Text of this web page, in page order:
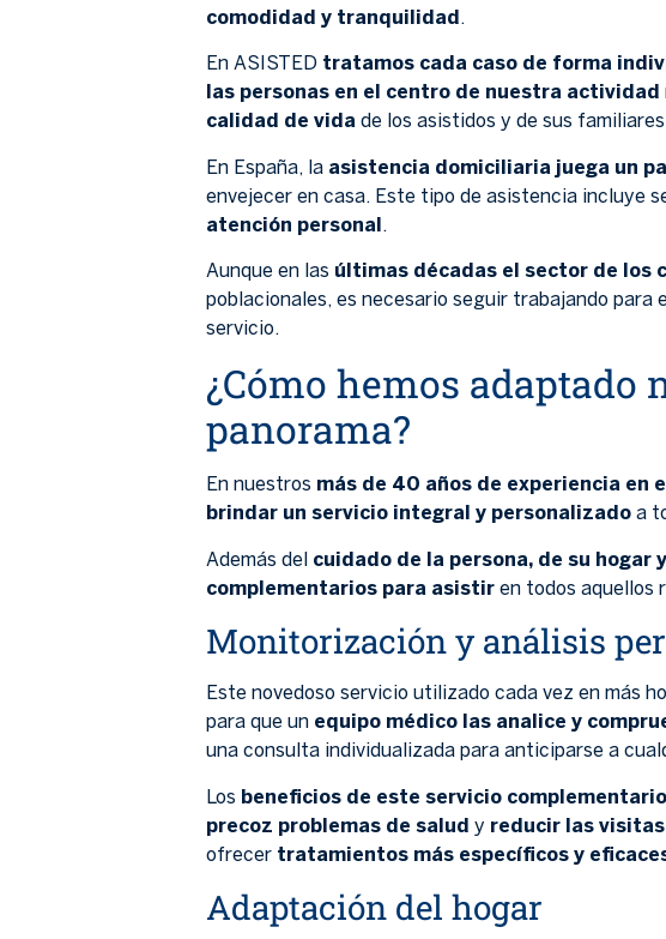
comodidad y tranquilidad .
En ASISTED tratamos cada caso de forma
las personas en el centro de nuestra actividad
calidad de vida de los asistidos y de sus
En España, la asistencia domiciliaria juega un
envejecer en casa. Este tipo de asistencia incluye
atención personal .
Aunque en las últimas décadas el sector de los
poblacionales, es necesario seguir trabajando
servicio.
¿Cómo hemos adaptado
panorama?
En nuestros más de 40 años de experiencia en
brindar un servicio integral y personalizado a
Además del cuidado de la persona, de su hogar
complementarios para asistir en todos aquellos
Monitorización y análisis
Este novedoso servicio utilizado cada vez en más
para que un equipo médico las analice y
una consulta individualizada para anticiparse a
Los beneficios de este servicio complementario
precoz problemas de salud y reducir las visitas
ofrecer tratamientos más específicos y
Adaptación del hogar